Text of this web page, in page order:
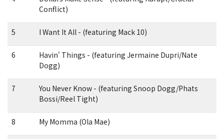
Conflict)
5 I Want It All - (featuring Mack 10)
6
Havin' Things - (featuring Jermaine Dupri/Nate
Dogg)
7
You Never Know - (featuring Snoop Dogg/Phats
Bossi/Reel Tight)
8 My Momma (Ola Mae)